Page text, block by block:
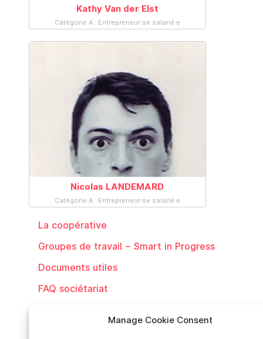
Manage Cookie Consent
Kathy Van der Elst
Catégorie A : Entrepreneur·se salarié·e
Nicolas LANDEMARD
Catégorie A : Entrepreneur·se salarié·e
La coopérative
Groupes de travail – Smart in Progress
Documents utiles
FAQ sociétariat
Accès rapides